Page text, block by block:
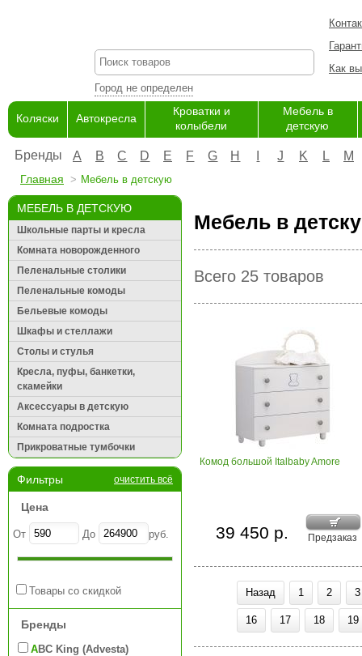
Город не определен
Как
Коляски Автокресла
Кроватки и
колыбели
Мебель в
детскую
Бренды A B C D E F G H J K L M
Главная Мебель в детскую
МЕБЕЛЬ В ДЕТСКУЮ
Школьные парты и кресла
Комната новорожденного
Пеленальные столики
Пеленальные комоды
Бельевые комоды
Шкафы и стеллажи
Столы и стулья
Кресла, пуфы, банкетки,
скамейки
Аксессуары в детскую
Комната подростка
Прикроватные тумбочки
Фильтры очистить всё
Цена
От До руб.
Товары со скидкой
Бренды
ABC King (Advesta)
Мебель в
Всего 25 товаров
Комод большой Italbaby Amore
Предзаказ
39 450 р.
Назад 1 2 3
16 17 18 19